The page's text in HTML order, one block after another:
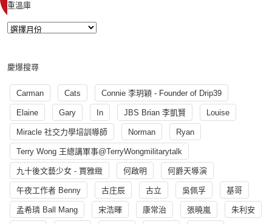
重溫庫
慶爆搜尋
Carman Cats Connie 李玥穎 - Founder of Drip39
Elaine Gary In JBS Brian 李凱賢 Louise
Miracle 社交力學培訓導師 Norman Ryan
Terry Wong 王總講軍事@TerryWongmilitarytalk
九十後文藝少女 - 賈雅緻 何啟明 何爵天導演
午夜工作者 Benny 古庄辰 古立 吳佩孚 基哥
孟希璘 Ball Mang 宋浩暉 康常治 張曉嵐 朱利安